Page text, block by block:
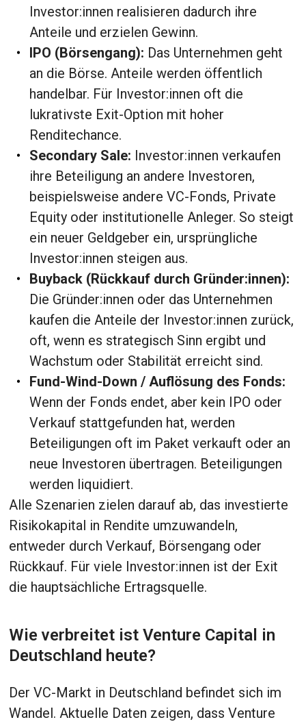
Investor:innen realisieren dadurch ihre
Anteile und erzielen Gewinn.
IPO (Börsengang): Das Unternehmen geht
an die Börse. Anteile werden öffentlich
handelbar. Für Investor:innen oft die
lukrativste Exit-Option mit hoher
Renditechance.
Secondary Sale: Investor:innen verkaufen
ihre Beteiligung an andere Investoren,
beispielsweise andere VC-Fonds, Private
Equity oder institutionelle Anleger. So steigt
ein neuer Geldgeber ein, ursprüngliche
Investor:innen steigen aus.
Buyback (Rückkauf durch Gründer:innen):
Die Gründer:innen oder das Unternehmen
kaufen die Anteile der Investor:innen zurück,
oft, wenn es strategisch Sinn ergibt und
Wachstum oder Stabilität erreicht sind.
Fund-Wind-Down / Auflösung des Fonds:
Wenn der Fonds endet, aber kein IPO oder
Verkauf stattgefunden hat, werden
Beteiligungen oft im Paket verkauft oder an
neue Investoren übertragen. Beteiligungen
werden liquidiert.
Alle Szenarien zielen darauf ab, das investierte
Risikokapital in Rendite umzuwandeln,
entweder durch Verkauf, Börsengang oder
Rückkauf. Für viele Investor:innen ist der Exit
die hauptsächliche Ertragsquelle.
Wie verbreitet ist Venture Capital in
Deutschland heute?
Der VC-Markt in Deutschland befindet sich im
Wandel. Aktuelle Daten zeigen, dass Venture